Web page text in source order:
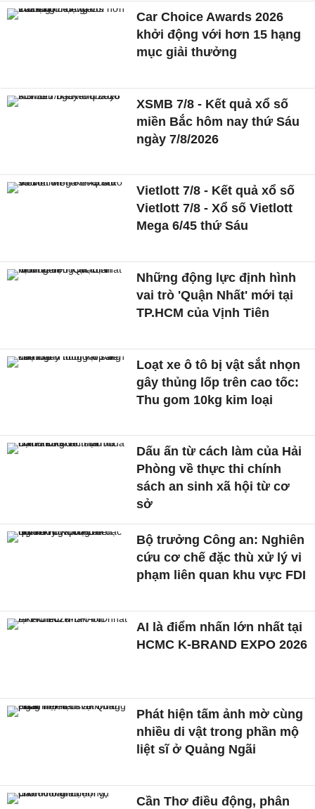
Car Choice Awards 2026
khởi động với hơn 15 hạng
mục giải thưởng
XSMB 7/8 - Kết quả xổ số
miền Bắc hôm nay thứ Sáu
ngày 7/8/2026
Vietlott 7/8 - Kết quả xổ số
Vietlott 7/8 - Xổ số Vietlott
Mega 6/45 thứ Sáu
Những động lực định hình
vai trò 'Quận Nhất' mới tại
TP.HCM của Vịnh Tiên
Loạt xe ô tô bị vật sắt nhọn
gây thủng lốp trên cao tốc:
Thu gom 10kg kim loại
Dấu ấn từ cách làm của Hải
Phòng về thực thi chính
sách an sinh xã hội từ cơ
sở
Bộ trưởng Công an: Nghiên
cứu cơ chế đặc thù xử lý vi
phạm liên quan khu vực FDI
AI là điểm nhấn lớn nhất tại
HCMC K-BRAND EXPO 2026
Phát hiện tấm ảnh mờ cùng
nhiều di vật trong phần mộ
liệt sĩ ở Quảng Ngãi
Cần Thơ điều động, phân